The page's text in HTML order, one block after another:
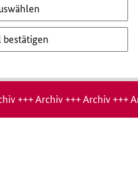
bestätigen
+++ Archiv +++ Archiv +++